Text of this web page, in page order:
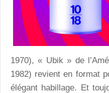
1970), « Ubik » de
1982) revient en format
élégant habillage. Et